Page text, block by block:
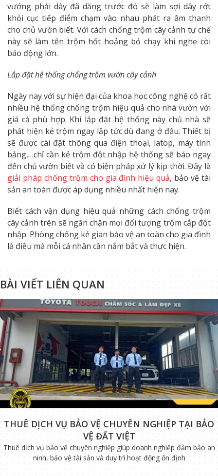
vướng phải dây đã dăng trước đó sẽ làm sợi dây rớt
khỏi cục tiếp điểm chạm vào nhau phát ra âm thanh
cho chủ vườn biết. Với cách chống trộm cây cảnh tự chế
này sẽ làm tên trộm hốt hoảng bỏ chạy khi nghe còi
báo động lớn.
Lắp đặt hệ thống chống trộm vườn cây cảnh
Ngày nay với sự hiện đại của khoa học công nghệ có rất
nhiều hệ thống chống trộm hiệu quả cho nhà vườn với
giá cả phù hợp. Khi lắp đặt hệ thống này chủ nhà sẽ
phát hiện kẻ trộm ngay lập tức dù đang ở đâu. Thiết bị
sẽ được cài đặt thông qua điện thoại, latop, máy tính
bảng,…chỉ cần kẻ trộm đột nhập hệ thống sẽ báo ngay
đến chủ vườn biết và có biện pháp xử lý kịp thời. Đây là
giải pháp chống trộm cho gia đình hiệu quả, bảo vệ tài
sản an toàn được áp dụng nhiều nhất hiện nay.
Biết cách vận dụng hiệu quả những cách chống trộm
cây cảnh trên sẽ ngăn chặn mọi đối tượng trộm cắp đột
nhập. Phòng chống kẻ gian bảo vệ an toàn cho gia đình
là điều mà mỗi cá nhân cần nắm bắt và thực hiện.
BÀI VIẾT LIÊN QUAN
THUÊ DỊCH VỤ BẢO VỆ CHUYÊN NGHIỆP TẠI BẢO
VỆ ĐẤT VIỆT
Thuê dịch vụ bảo vệ chuyên nghiệp giúp doanh nghiệp đảm bảo an
ninh, bảo vệ tài sản và duy trì hoạt động ổn định